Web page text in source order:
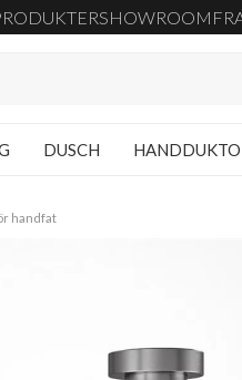
SHOWROOM
DUSCH
handfat